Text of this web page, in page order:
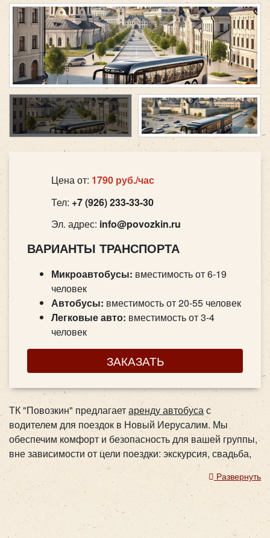
Цена от: 1790 руб./час
Тел: +7 (926) 233-33-30
Эл. адрес: info@povozkin.ru
ВАРИАНТЫ ТРАНСПОРТА
Микроавтобусы: вместимость от 6-19
человек
Автобусы: вместимость от 20-55 человек
Легковые авто: вместимость от 3-4
человек
ЗАКАЗАТЬ
ТК "Повозкин" предлагаетаренду автобусас
водителем для поездок в Новый Иерусалим. Мы
обеспечим комфорт и безопасность для вашей группы,
вне зависимости от цели поездки: экскурсия, свадьба,
корпоратив или туристический тур. Наши автобусы
соответствуют современным стандартам и оснащены
всем необходимым для долгих путешествий.
Путешествуйте с нами и наслаждайтесь каждой
минутой поездки.
Развернуть